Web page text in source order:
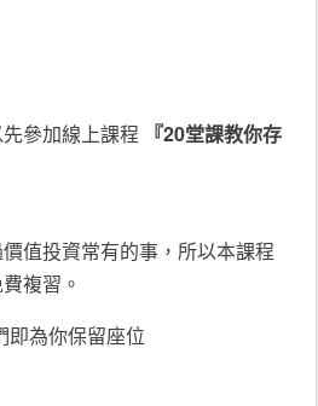
參加線上課程
『20堂課教你存
值投資常有的事，所以本課程
複習。
即為你保留座位